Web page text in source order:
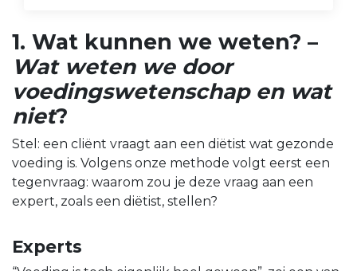
1. Wat kunnen we weten? –
Wat weten we door
voedingswetenschap en wat
niet?
Stel: een cliënt vraagt aan een diëtist wat gezonde
voeding is. Volgens onze methode volgt eerst een
tegenvraag: waarom zou je deze vraag aan een
expert, zoals een diëtist, stellen?
Experts